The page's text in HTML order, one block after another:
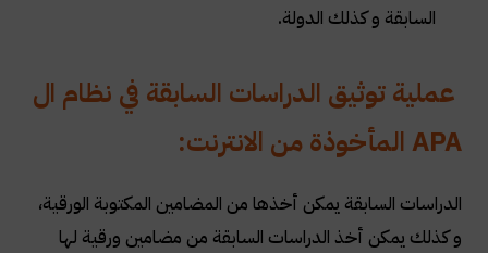
السابقة و كذلك الدولة.
عملية توثيق الدراسات السابقة في نظام ال
APAالمأخوذة من الانترنت:
الدراسات السابقة يمكن أخذها من المضامين المكتوبة الورقية،
و كذلك يمكن أخذ الدراسات السابقة من مضامين ورقية لها